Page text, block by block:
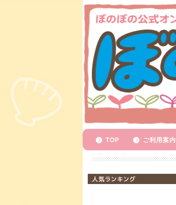
TOP ご利用案内
人気ランキング